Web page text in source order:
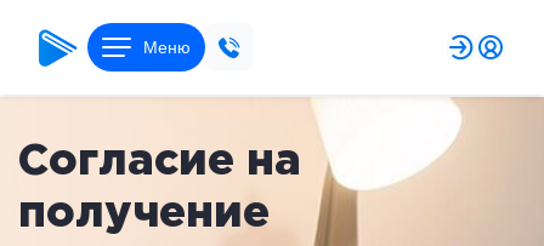
Меню
Согласие на
получение